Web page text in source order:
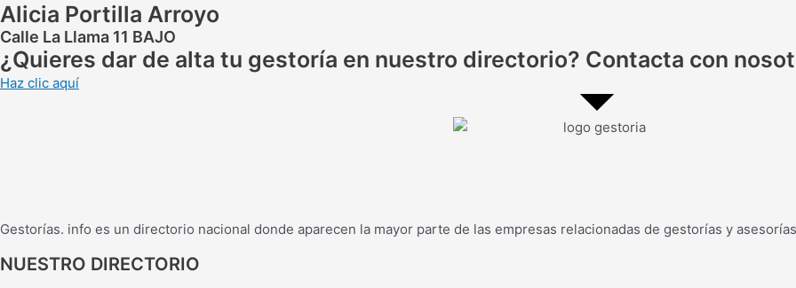
Alicia Portilla Arroyo
Calle La Llama 11 BAJO
¿Quieres dar de alta tu gestoría en nuestro directorio? Contacta con
Haz clic aquí
Gestorías. info es un directorio nacional donde aparecen la mayor parte de las empresas relacionadas de gestorías y
NUESTRO DIRECTORIO